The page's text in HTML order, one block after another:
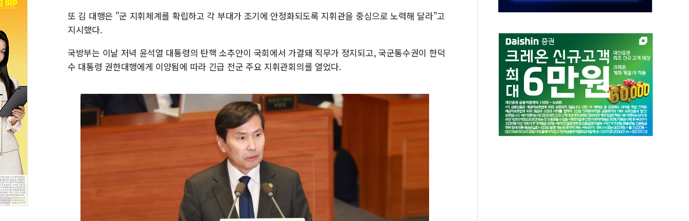
또 김 대행은 "군 지휘체계를 확립하고 각 부대가 조기에 안정화되도록 지휘관을 중심으로 노력해 달라"고
지시했다.
국방부는 이날 저녁 윤석열 대통령의 탄핵 소추안이 국회에서 가결돼 직무가 정지되고, 국군통수권이 한덕
수 대통령 권한대행에게 이양됨에 따라 긴급 전군 주요 지휘관회의를 열었다.